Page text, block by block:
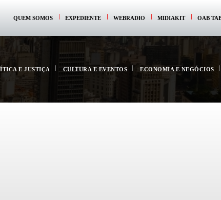
QUEM SOMOS EXPEDIENTE WEBRADIO MIDIAKIT OAB
E JUSTIÇA CULTURA E EVENTOS ECONOMIA E NEGÓCIOS